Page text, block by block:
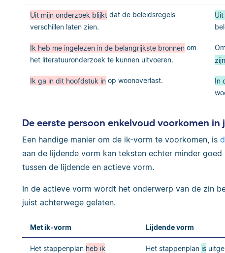
Uit mijn onderzoek blijkt dat de beleidsregels
verschillen laten zien.
Ik heb me ingelezen in de belangrijkste bronnen om
het literatuuronderzoek te kunnen uitvoeren.
Ik ga in dit hoofdstuk in op woonoverlast. In
De eerste persoon enkelvoud voorkomen in
Een handige manier om de ik-vorm te voorkomen, is
aan de lijdende vorm kan teksten echter minder
tussen de lijdende en actieve vorm.
In de actieve vorm wordt het onderwerp van de zin
juist achterwege gelaten.
Met ik-vorm Lijdende vorm
Het stappenplan heb ik
Het stappenplan is